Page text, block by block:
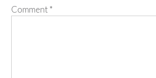
Comment*